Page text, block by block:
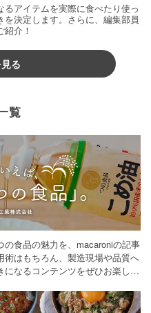
アイテムを実際に食べたり使っ
決定します。さらに、編集部員
介！
る
覧
食品の魅力を、macaroniの記事
術はもちろん、製造現場や品質へ
なるコンテンツをぜひお楽しみ